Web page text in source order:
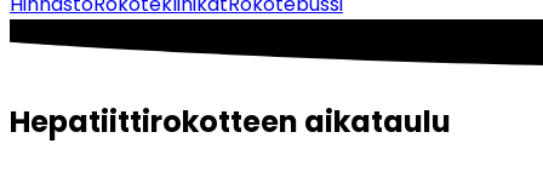
Hepatiittirokotteen aikataulu